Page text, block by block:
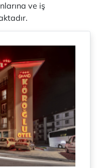
ve iş